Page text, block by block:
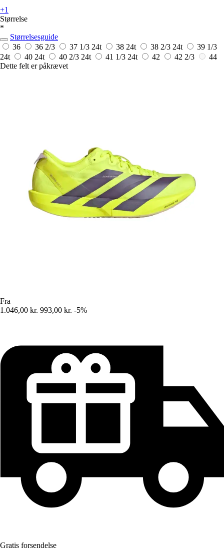
+1
Størrelse
*
Størrelsesguide
36
36 2/3 37 1/3 24t 38 24t 38 2/3 24t
39 1/3
24t
40 24t 40 2/3 24t 41 1/3 24t 42 42 2/3
44
Dette felt er påkrævet
Fra
1.046,00 kr. 993,00 kr. -5%
Gratis forsendelse